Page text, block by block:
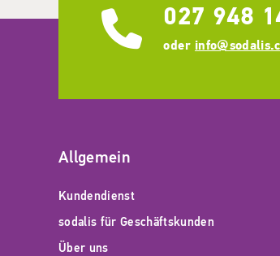
027 948
oder
Allgemein
Kundendienst
sodalis für Geschäftskunden
Über uns